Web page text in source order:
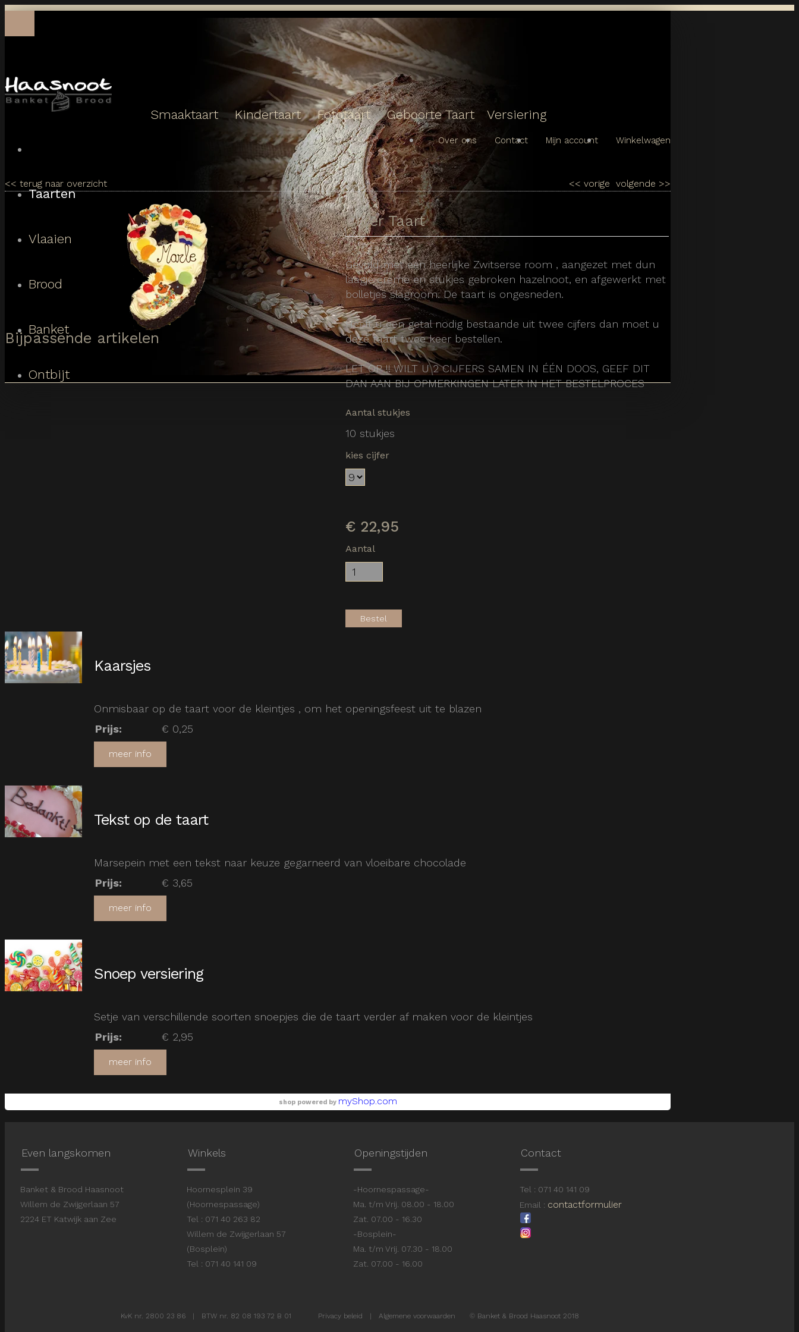
Toggle
Over ons Contact Mijn account Winkelwagen
Taarten
Vlaaien
Brood
Banket
Ontbijt
Smaaktaart Kindertaart Fototaart Geboorte Taart Versiering
<< terug naar overzicht volgende >>
<< vorige
Cijfer Taart
Gevuld met een heerlijke Zwitserse room , aangezet met dun
laagje creme en stukjes gebroken hazelnoot, en afgewerkt met
bolletjes slagroom. De taart is ongesneden.
Heeft u een getal nodig bestaande uit twee cijfers dan moet u
deze taart twee keer bestellen.
LET OP !! WILT U 2 CIJFERS SAMEN IN ÉÉN DOOS, GEEF DIT
DAN AAN BIJ OPMERKINGEN LATER IN HET BESTELPROCES
Aantal stukjes
10 stukjes
kies cijfer
€ 22,95
Aantal
Bestel
Bijpassende artikelen
Kaarsjes
Onmisbaar op de taart voor de kleintjes , om het openingsfeest uit te blazen
Prijs: € 0,25
meer info
Tekst op de taart
Marsepein met een tekst naar keuze gegarneerd van vloeibare chocolade
Prijs: € 3,65
meer info
Snoep versiering
Setje van verschillende soorten snoepjes die de taart verder af maken voor de kleintjes
Prijs: € 2,95
meer info
shop powered by myShop.com
Even langskomen
Banket & Brood Haasnoot
Willem de Zwijgerlaan 57
2224 ET Katwijk aan Zee
Winkels
Hoornesplein 39
(Hoornespassage)
Tel : 071 40 263 82
Willem de Zwijgerlaan 57
(Bosplein)
Tel : 071 40 141 09
Openingstijden
-Hoornespassage-
Ma. t/m Vrij. 08.00 - 18.00
Zat. 07.00 - 16.30
-Bosplein-
Ma. t/m Vrij. 07.30 - 18.00
Zat. 07.00 - 16.00
Contact
Tel : 071 40 141 09
Email : contactformulier
KvK nr. 2800 23 86 | BTW nr. 82 08 193 72 B 01 Privacy beleid |Algemene voorwaarden © Banket & Brood Haasnoot 2018